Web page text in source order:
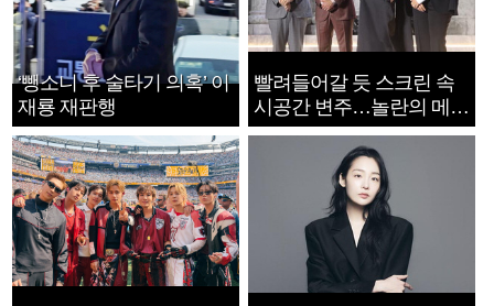
‘뺑소니 후 술타기 의혹’ 이
재룡 재판행
빨려들어갈 듯 스크린 속
시공간 변주…놀란의 메시
지는 ‘전쟁 속죄’